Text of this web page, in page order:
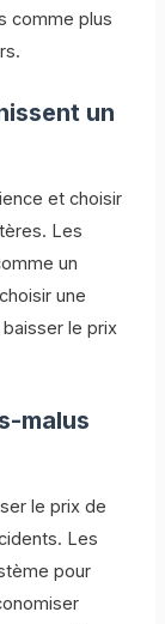
comme plus
un
et choisir
Les
un
une
le prix
malus
le prix de
Les
pour